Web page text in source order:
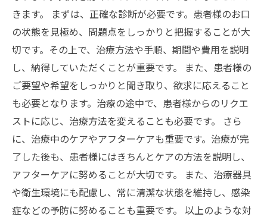
きます。 まずは、正確な診断が必要です。患者様のお口
の状態を見極め、問題点をしっかりと把握することが大
切です。その上で、治療方法や手順、期間や費用を説明
し、納得していただくことが重要です。 また、患者様の
ご要望や希望をしっかりと聞き取り、欲求に応えること
も必要となります。治療の途中で、患者様からのリクエ
ストに応じ、治療方法を変えることも必要です。 さら
に、治療中のケアやアフターケアも重要です。治療が完
了した後も、患者様にはきちんとケアの方法を説明し、
アフターケアに努めることが大切です。 また、治療器具
や衛生環境にも配慮し、常に清潔な状態を維持し、感染
症などの予防に努めることも重要です。 以上のような対